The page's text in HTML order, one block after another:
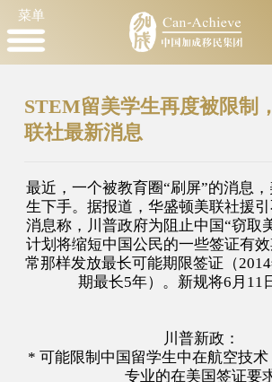
菜单
STEM留美学生再度被限制
联社最新消息
最近，一个被教育圈“刷屏”的消息
生下手。据报道，华盛顿美联社援
消息称，川普政府为阻止中国“窃取
计划将缩短中国公民的一些签证有
常那样发放最长可能期限签证（
期最长5年）。新规将6月11
川普新政：
* 可能限制中国留学生中在航空技
专业的在美国签证要